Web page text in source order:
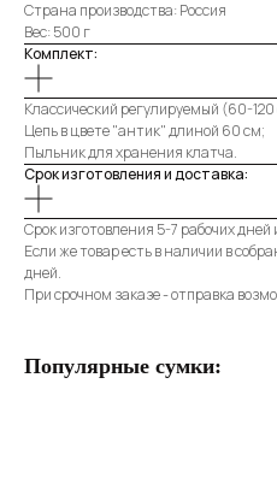
Страна производства: Россия
Вес: 500 г
Комплект:
Классический регулируемый (60-
Цепь в цвете "антик" длиной 60 см;
Пыльник для хранения клатча.
Срок изготовления и доставка:
Срок изготовления 5-7 рабочих дней
Если же товар есть в наличии в
дней.
При срочном заказе - отправка
Популярные сумки: